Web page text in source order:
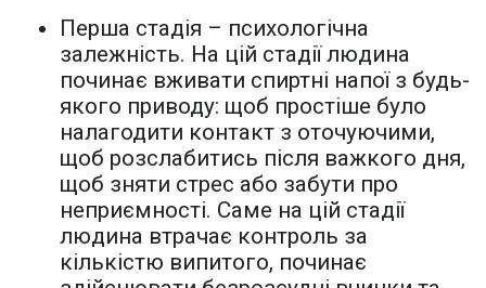
Перша стадія – психологічна
залежність. На цій стадії людина
починає вживати спиртні напої з будь-
якого приводу: щоб простіше було
налагодити контакт з оточуючими,
щоб розслабитись після важкого дня,
щоб зняти стрес або забути про
неприємності. Саме на цій стадії
людина втрачає контроль за
кількістю випитого, починає